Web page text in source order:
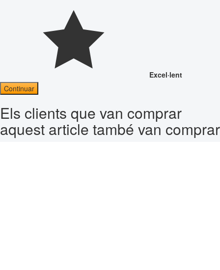
Excel·lent
Continuar
Els clients que van comprar
aquest article també van comprar